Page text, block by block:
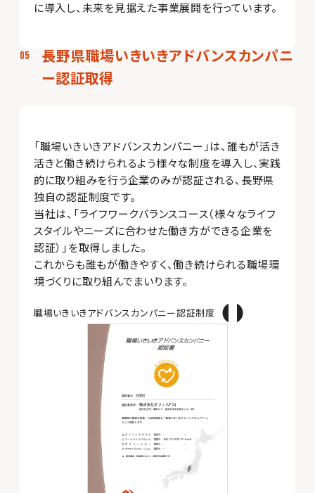
に導入し、未来を見据えた事業展開を行っています。
長野県職場いきいきアドバンスカンパニ
ー認証取得
「職場いきいきアドバンスカンパニー」は、誰もが活き
活きと働き続けられるよう様々な制度を導入し、実践
的に取り組みを行う企業のみが認証される、長野県
独自の認証制度です。
当社は、「ライフワークバランスコース（様々なライフ
スタイルやニーズに合わせた働き方ができる企業を
認証）」を取得しました。
これからも誰もが働きやすく、働き続けられる職場環
境づくりに取り組んでまいります。
職場いきいきアドバンスカンパニー認証制度